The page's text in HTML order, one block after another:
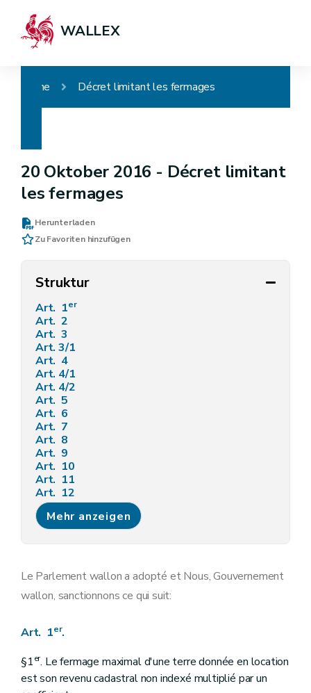
WALLEX
Home Décret limitant les fermages
20 Oktober 2016 - Décret limitant
les fermages
Herunterladen
Zu Favoriten hinzufügen
Struktur
Art. 1er
Art. 2
Art. 3
Art.3/1
Art. 4
Art. 4/1
Art. 4/2
Art. 5
Art. 6
Art. 7
Art. 8
Art. 9
Art. 10
Art. 11
Art. 12
Art. 13
Mehr anzeigen
Le Parlement wallon a adopté et Nous, Gouvernement
wallon, sanctionnons ce qui suit:
Art. 1er.
§1er. Le fermage maximal d'une terre donnée en location
est son revenu cadastral non indexé multiplié par un